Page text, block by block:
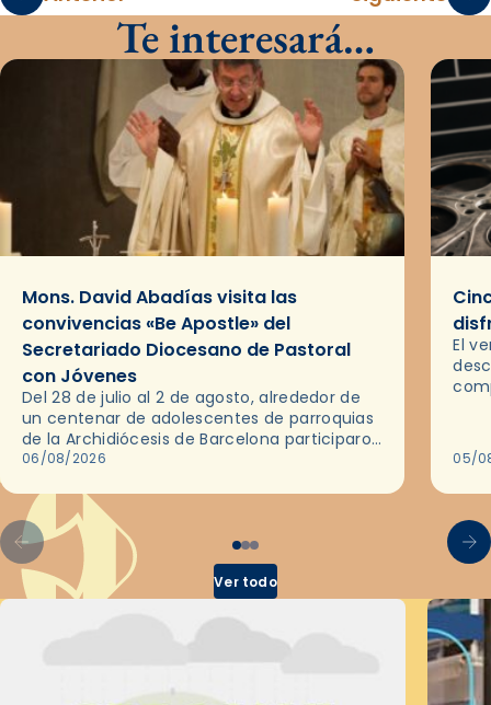
Te interesará…
Mons. David Abadías visita las
convivencias «Be Apostle» del
Secretariado Diocesano de Pastoral
con Jóvenes
Del 28 de julio al 2 de agosto, alrededor de
un centenar de adolescentes de parroquias
de la Archidiócesis de Barcelona participaron
en las convivencias Be Apostle, organizadas
06/08/2026
El
05/
Ver todo